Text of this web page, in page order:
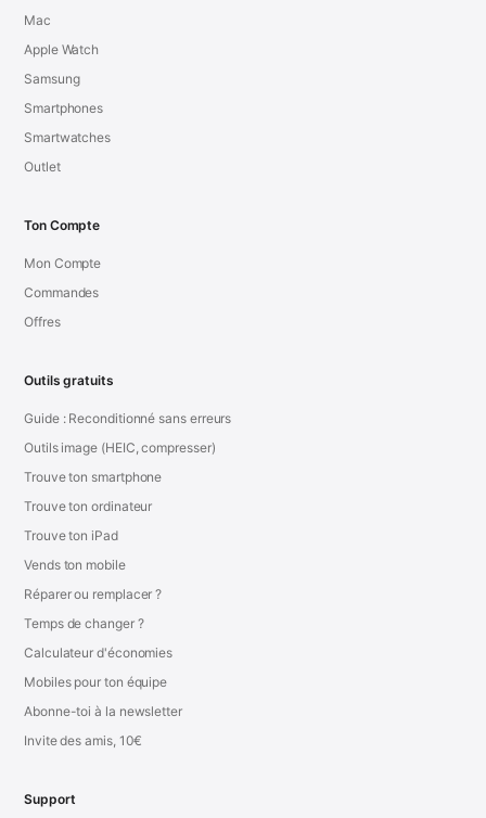
Mac
Apple Watch
Samsung
Smartphones
Smartwatches
Outlet
Ton Compte
Mon Compte
Commandes
Offres
Outils gratuits
Guide : Reconditionné sans erreurs
Outils image (HEIC, compresser)
Trouve ton smartphone
Trouve ton ordinateur
Trouve ton iPad
Vends ton mobile
Réparer ou remplacer ?
Temps de changer ?
Calculateur d'économies
Mobiles pour ton équipe
Abonne-toi à la newsletter
Invite des amis, 10€
Support